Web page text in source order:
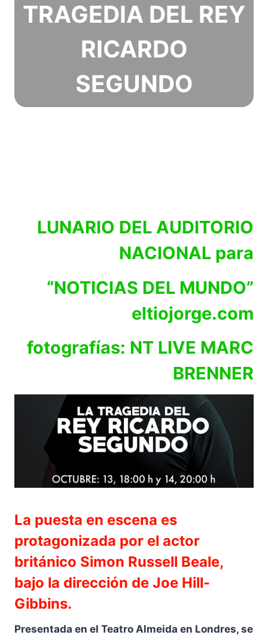
TRAGEDIA DEL REY
RICARDO
SEGUNDO
LUNARIO DEL AUDITORIO
NACIONAL para
“NOTICIAS DEL MUNDO”
eltiojorge.com
fotografías: NT LIVE MARC
BRENNER
La puesta en escena es
protagonizada por el actor
británico Simon Russell Beale,
bajo la dirección de Joe Hill-
Gibbins.
Presentada en el Teatro Almeida en Londres, se